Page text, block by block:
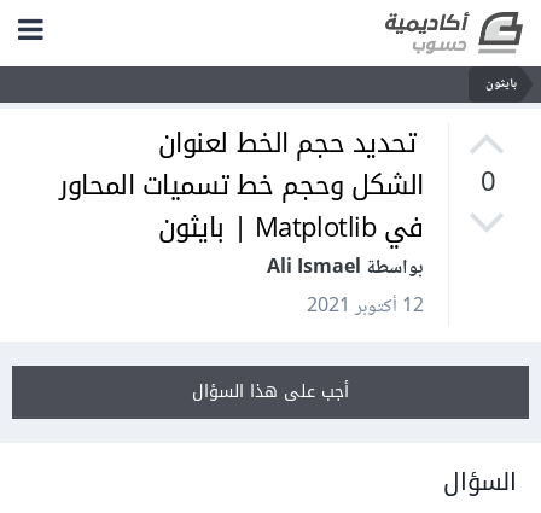
بايثون
0
تحديد حجم الخط لعنوان
الشكل وحجم خط تسميات المحاور
في Matplotlib | بايثون
بواسطة Ali Ismael
12 أكتوبر 2021
أجب على هذا السؤال
السؤال